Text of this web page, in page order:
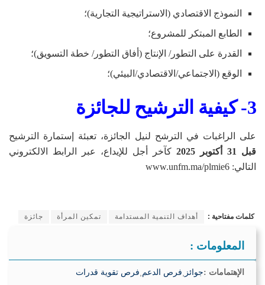
النموذج الاقتصادي (الاستراتيجية التجارية)؛
الطابع المبتكر للمشروع؛
القدرة على التطور/ الإنتاج (أفاق التطور/ خطة التسويق)؛
الوقع (الاجتماعي/الاقتصادي/البيئي)؛
3- كيفية الترشيح للجائزة
على الراغبات في الترشح لنيل الجائزة، تعبئة إستمارة الترشيح
قبل 31 أكتوبر 2025
كآخر أجل للإيداع، عبر الرابط الالكتروني
التالي: www.unfm.ma/plmie6
كلمات مفتاحية : أهداف التنمية المستدامة تمكين المرأة جائزة
المعلومات :
الإهتمامات :جوائز فرص الدعم فرص تقوية قدرات